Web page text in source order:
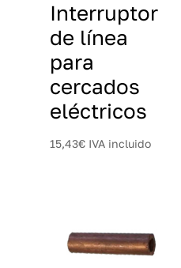
Interruptor
de línea
para
cercados
eléctricos
15,43€ IVA incluido